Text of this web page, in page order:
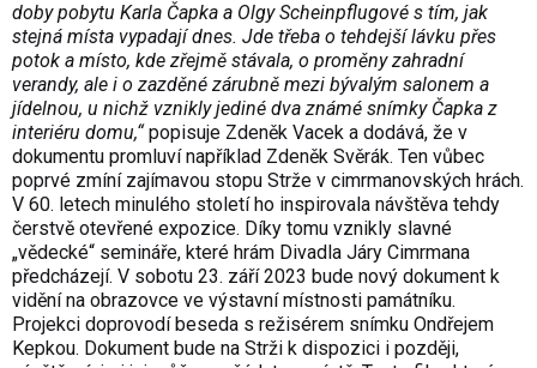
doby pobytu Karla Čapka a Olgy Scheinpflugové s tím, jak
stejná místa vypadají dnes. Jde třeba o tehdejší lávku přes
potok a místo, kde zřejmě stávala, o proměny zahradní
verandy, ale i o zazděné zárubně mezi bývalým salonem a
jídelnou, u nichž vznikly jediné dva známé snímky Čapka z
interiéru domu,“ popisuje Zdeněk Vacek a dodává, že v
dokumentu promluví například Zdeněk Svěrák. Ten vůbec
poprvé zmíní zajímavou stopu Strže v cimrmanovských hrách.
V 60. letech minulého století ho inspirovala návštěva tehdy
čerstvě otevřené expozice. Díky tomu vznikly slavné
„vědecké“ semináře, které hrám Divadla Járy Cimrmana
předcházejí. V sobotu 23. září 2023 bude nový dokument k
vidění na obrazovce ve výstavní místnosti památníku.
Projekci doprovodí beseda s režisérem snímku Ondřejem
Kepkou. Dokument bude na Strži k dispozici i později,